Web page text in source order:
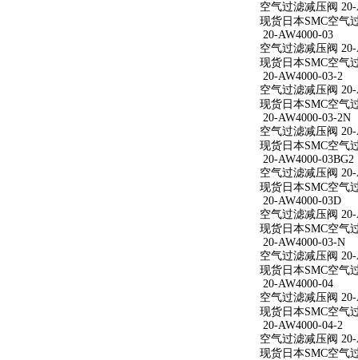
空气过滤减压阀 20-
现货日本SMC空气
20-AW4000-03
空气过滤减压阀 20-
现货日本SMC空气
20-AW4000-03-2
空气过滤减压阀 20-
现货日本SMC空气
20-AW4000-03-2N
空气过滤减压阀
现货日本SMC空气
20-AW4000-03BG2
空气过滤减压阀 20-
现货日本SMC空气
20-AW4000-03D
空气过滤减压阀 20-
现货日本SMC空气
20-AW4000-03-N
空气过滤减压阀
现货日本SMC空气
20-AW4000-04
空气过滤减压阀 20-
现货日本SMC空气
20-AW4000-04-2
空气过滤减压阀 20-
现货日本SMC空气